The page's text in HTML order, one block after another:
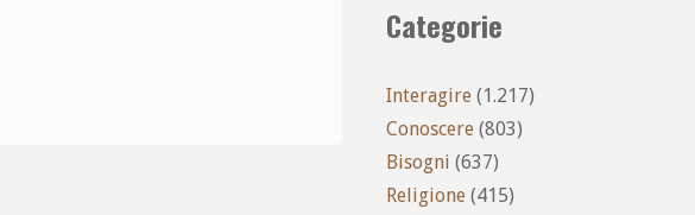
Categorie
Interagire (1.217)
Conoscere (803)
Bisogni (637)
Religione (415)